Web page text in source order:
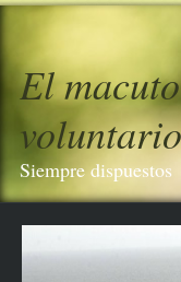
El
voluntario
Siempre dispuestos